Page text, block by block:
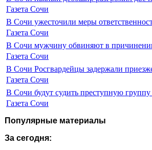
Газета Сочи
В Сочи ужесточили меры
Газета Сочи
В Сочи мужчину обвиняют в
Газета Сочи
В Сочи Росгвардейцы задержали
Газета Сочи
В Сочи будут судить преступную
Газета Сочи
Популярные материалы
За сегодня: